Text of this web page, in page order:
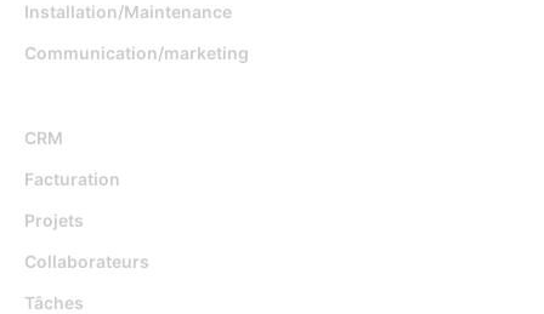
Installation/Maintenance
Communication/marketing
CRM
Facturation
Projets
Collaborateurs
Tâches